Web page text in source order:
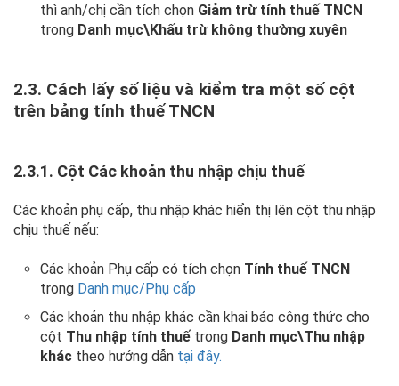
thì anh/chị cần tích chọn Giảm trừ tính thuế TNCN
trong Danh mục\Khấu trừ không thường xuyên
2.3. Cách lấy số liệu và kiểm tra một số cột
trên bảng tính thuế TNCN
2.3.1. Cột Các khoản thu nhập chịu thuế
Các khoản phụ cấp, thu nhập khác hiển thị lên cột thu nhập
chịu thuế nếu:
Các khoản Phụ cấp có tích chọn Tính thuế TNCN
trong Danh mục/Phụ cấp
Các khoản thu nhập khác cần khai báo công thức cho
cột Thu nhập tính thuế trong Danh mục\Thu nhập
khác theo hướng dẫn tại đây.